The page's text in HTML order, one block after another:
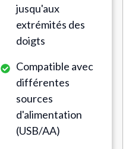
jusqu'aux
extrémités des
doigts
Compatible avec
différentes
sources
d'alimentation
(USB/AA)